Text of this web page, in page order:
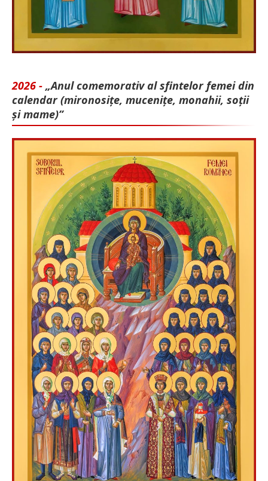
2026 - „Anul comemorativ al sfintelor femei din
calendar (mironosițe, mu­cenițe, monahii, soții
și mame)”